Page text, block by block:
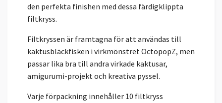
den perfekta finishen med dessa färdigklippta
filtkryss.
Filtkryssen är framtagna för att användas till
kaktusbläckfisken i virkmönstret OctopopZ, men
passar lika bra till andra virkade kaktusar,
amigurumi-projekt och kreativa pyssel.
Varje förpackning innehåller 10 filtkryss